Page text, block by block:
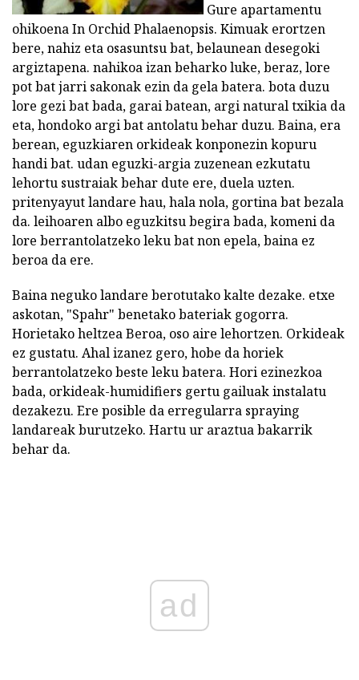
Gure apartamentu
ohikoena In Orchid Phalaenopsis. Kimuak erortzen
bere, nahiz eta osasuntsu bat, belaunean desegoki
argiztapena. nahikoa izan beharko luke, beraz, lore
pot bat jarri sakonak ezin da gela batera. bota duzu
lore gezi bat bada, garai batean, argi natural txikia da
eta, hondoko argi bat antolatu behar duzu. Baina, era
berean, eguzkiaren orkideak konponezin kopuru
handi bat. udan eguzki-argia zuzenean ezkutatu
lehortu sustraiak behar dute ere, duela uzten.
pritenyayut landare hau, hala nola, gortina bat bezala
da. leihoaren albo eguzkitsu begira bada, komeni da
lore berrantolatzeko leku bat non epela, baina ez
beroa da ere.
Baina neguko landare berotutako kalte dezake. etxe
askotan, "Spahr" benetako bateriak gogorra.
Horietako heltzea Beroa, oso aire lehortzen. Orkideak
ez gustatu. Ahal izanez gero, hobe da horiek
berrantolatzeko beste leku batera. Hori ezinezkoa
bada, orkideak-humidifiers gertu gailuak instalatu
dezakezu. Ere posible da erregularra spraying
landareak burutzeko. Hartu ur araztua bakarrik
behar da.
ad